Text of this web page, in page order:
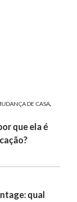
DE CASA,
que ela é
qual